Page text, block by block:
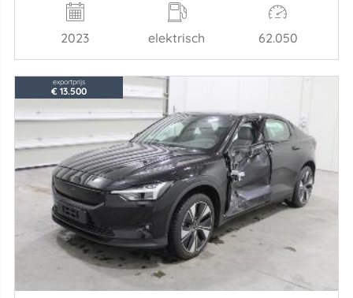
2023 elektrisch 62.050
exportprijs
€ 13.500